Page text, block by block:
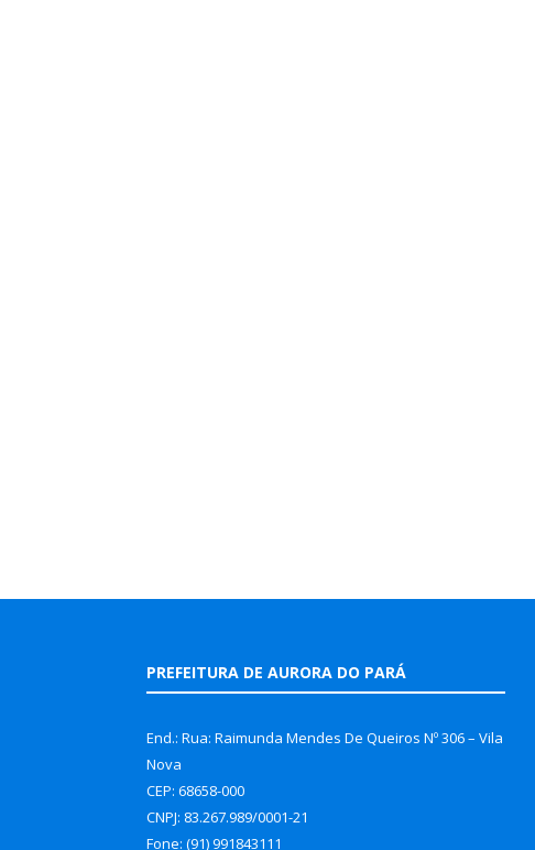
PREFEITURA DE AURORA DO PARÁ
End.: Rua: Raimunda Mendes De Queiros Nº 306 – Vila
Nova
CEP: 68658-000
CNPJ: 83.267.989/0001-21
Fone: (91) 991843111